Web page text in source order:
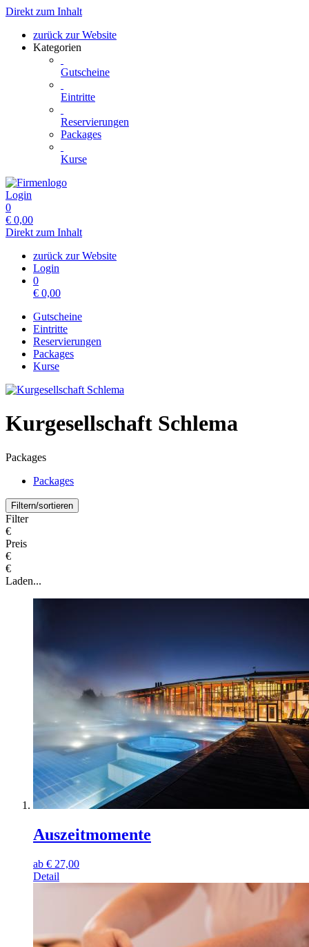
Direkt zum Inhalt
zurück zur Website
Kategorien
Gutscheine
Eintritte
Reservierungen
Packages
Kurse
Login
0
€ 0,00
Direkt zum Inhalt
zurück zur Website
Login
0
€ 0,00
Gutscheine
Eintritte
Reservierungen
Packages
Kurse
Kurgesellschaft Schlema
Packages
Packages
Filtern/sortieren
Filter
€
Preis
€
€
Laden...
Auszeitmomente
ab € 27,00
Detail